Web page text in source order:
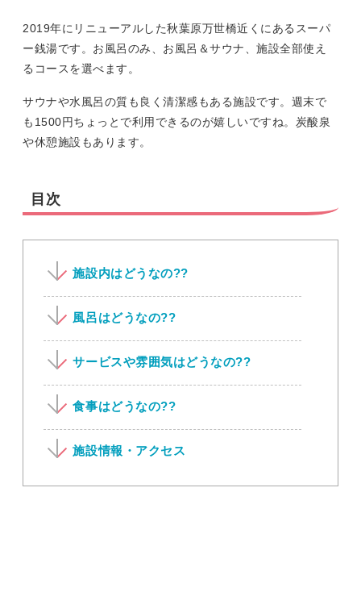
2019年にリニューアルした秋葉原万世橋近くにあるスーパ
ー銭湯です。お風呂のみ、お風呂＆サウナ、施設全部使え
るコースを選べます。
サウナや水風呂の質も良く清潔感もある施設です。週末で
も1500円ちょっとで利用できるのが嬉しいですね。炭酸泉
や休憩施設もあります。
目次
施設内はどうなの??
風呂はどうなの??
サービスや雰囲気はどうなの??
食事はどうなの??
施設情報・アクセス